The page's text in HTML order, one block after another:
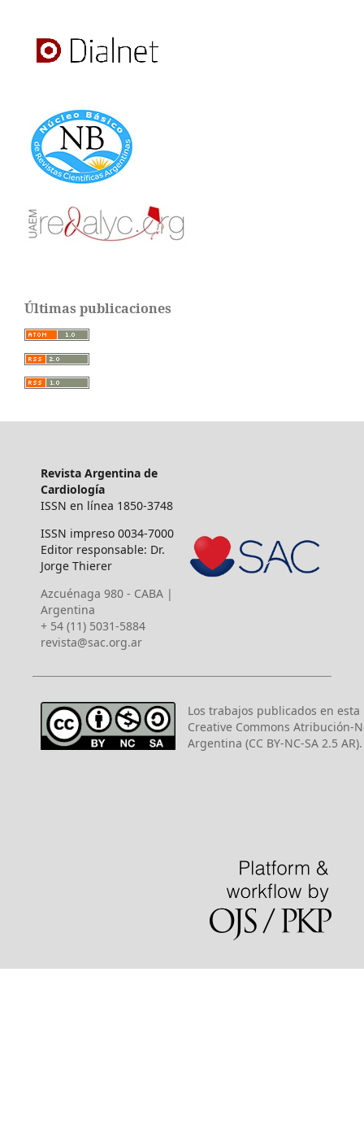
Últimas publicaciones
Revista Argentina de
Cardiología
ISSN en línea 1850-3748
ISSN impreso 0034-7000
Editor responsable: Dr.
Jorge Thierer
Azcuénaga 980 - CABA |
Argentina
+ 54 (11) 5031-5884
revista@sac.org.ar
Los trabajos publicados en
Creative Commons Atribución-
Argentina (CC BY-NC-SA 2.5 AR).